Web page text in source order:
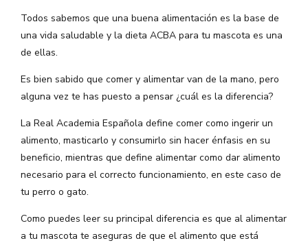
Todos sabemos que una buena alimentación es la base de
una vida saludable y la dieta ACBA para tu mascota es una
de ellas.
Es bien sabido que comer y alimentar van de la mano, pero
alguna vez te has puesto a pensar ¿cuál es la diferencia?
La Real Academia Española define comer como ingerir un
alimento, masticarlo y consumirlo sin hacer énfasis en su
beneficio, mientras que define alimentar como dar alimento
necesario para el correcto funcionamiento, en este caso de
tu perro o gato.
Como puedes leer su principal diferencia es que al alimentar
a tu mascota te aseguras de que el alimento que está